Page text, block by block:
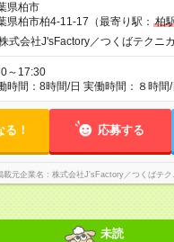
間】試用期間あり 試用期間の長さ：6ヶ月
形態、給与は本採用時と同じです
県柏市
県柏市柏4-11-17（最寄り駅： 柏
式会社J'sFactory／つくばテクニ
～17:30
時間：8時間/日 実働時間：８時間
客ニーズに併せての時差出勤の場
る！ 応募する
載元企業名 株式会社J'sFactory／つくばテク
未読